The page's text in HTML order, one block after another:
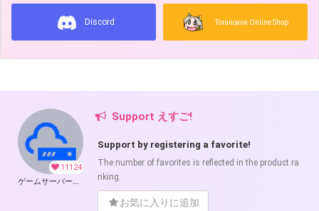
Discord Toranoana Online Shop
11124
ゲームサーバー公開ツール の開発支援
Support えすご!
Support by registering a favorite!
The number of favorites is reflected in the product ra
nking.
お気に入りに追加